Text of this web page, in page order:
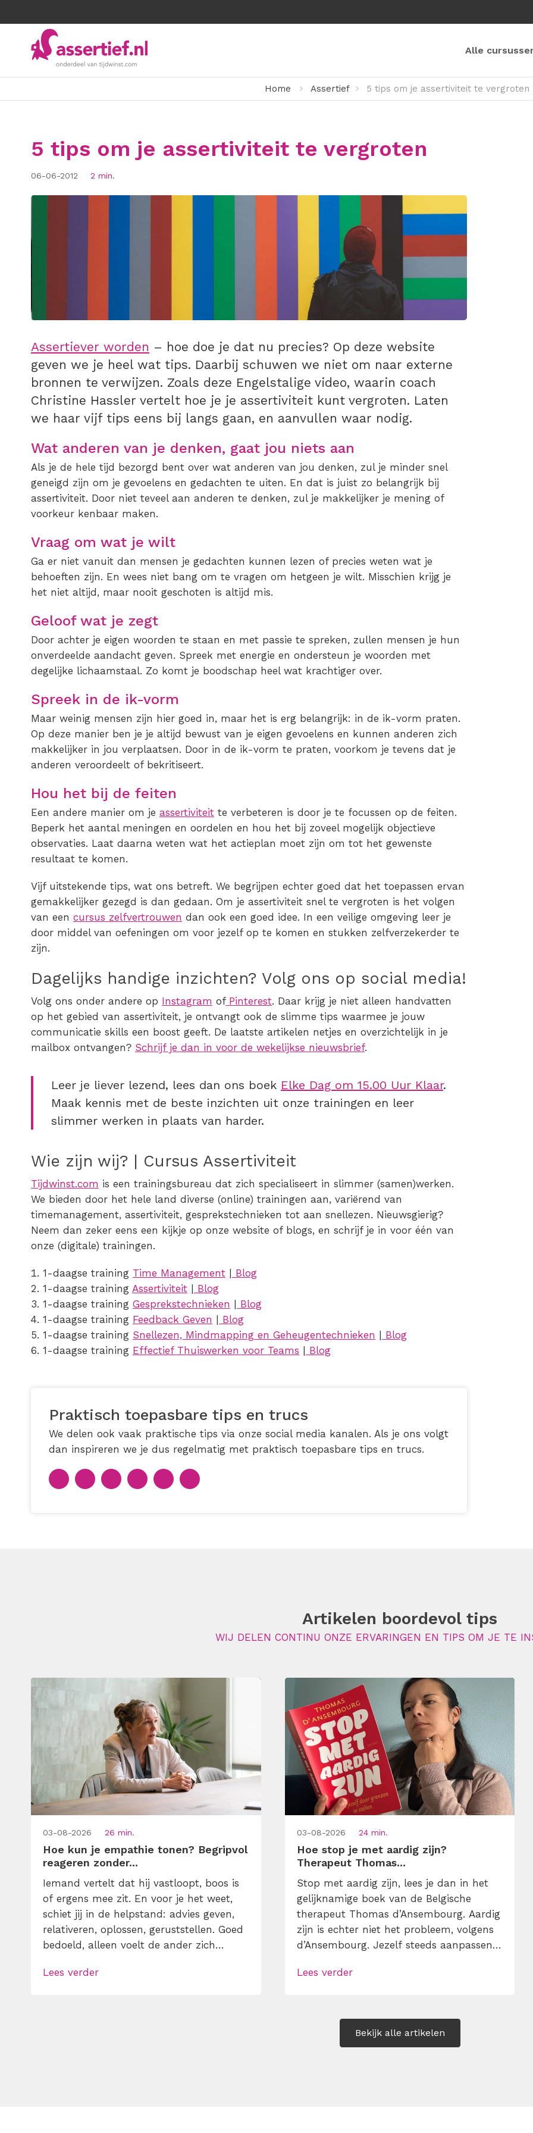
Alle
Home Assertief 5 tips om je assertiviteit te vergroten
5 tips om je assertiviteit te vergroten
06-06-2012 2 min.
Assertiever worden – hoe doe je dat nu precies? Op deze website
geven we je heel wat tips. Daarbij schuwen we niet om naar externe
bronnen te verwijzen. Zoals deze Engelstalige video, waarin coach
Christine Hassler vertelt hoe je je assertiviteit kunt vergroten. Laten
we haar vijf tips eens bij langs gaan, en aanvullen waar nodig.
Wat anderen van je denken, gaat jou niets aan
Als je de hele tijd bezorgd bent over wat anderen van jou denken, zul je minder snel
geneigd zijn om je gevoelens en gedachten te uiten. En dat is juist zo belangrijk bij
assertiviteit. Door niet teveel aan anderen te denken, zul je makkelijker je mening of
voorkeur kenbaar maken.
Vraag om wat je wilt
Ga er niet vanuit dan mensen je gedachten kunnen lezen of precies weten wat je
behoeften zijn. En wees niet bang om te vragen om hetgeen je wilt. Misschien krijg je
het niet altijd, maar nooit geschoten is altijd mis.
Geloof wat je zegt
Door achter je eigen woorden te staan en met passie te spreken, zullen mensen je hun
onverdeelde aandacht geven. Spreek met energie en ondersteun je woorden met
degelijke lichaamstaal. Zo komt je boodschap heel wat krachtiger over.
Spreek in de ik-vorm
Maar weinig mensen zijn hier goed in, maar het is erg belangrijk: in de ik-vorm praten.
Op deze manier ben je je altijd bewust van je eigen gevoelens en kunnen anderen zich
makkelijker in jou verplaatsen. Door in de ik-vorm te praten, voorkom je tevens dat je
anderen veroordeelt of bekritiseert.
Hou het bij de feiten
Een andere manier om je assertiviteit te verbeteren is door je te focussen op de feiten.
Beperk het aantal meningen en oordelen en hou het bij zoveel mogelijk objectieve
observaties. Laat daarna weten wat het actieplan moet zijn om tot het gewenste
resultaat te komen.
Vijf uitstekende tips, wat ons betreft. We begrijpen echter goed dat het toepassen ervan
gemakkelijker gezegd is dan gedaan. Om je assertiviteit snel te vergroten is het volgen
van een cursus zelfvertrouwen dan ook een goed idee. In een veilige omgeving leer je
door middel van oefeningen om voor jezelf op te komen en stukken zelfverzekerder te
zijn.
Dagelijks handige inzichten? Volg ons op social media!
Volg ons onder andere op Instagram ofPinterest. Daar krijg je niet alleen handvatten
op het gebied van assertiviteit, je ontvangt ook de slimme tips waarmee je jouw
communicatie skills een boost geeft. De laatste artikelen netjes en overzichtelijk in je
mailbox ontvangen? Schrijf je dan in voor de wekelijkse nieuwsbrief.
Leer je liever lezend, lees dan ons boek Elke Dag om 15.00 Uur Klaar.
Maak kennis met de beste inzichten uit onze trainingen en leer
slimmer werken in plaats van harder.
Wie zijn wij? | Cursus Assertiviteit
Tijdwinst.com is een trainingsbureau dat zich specialiseert in slimmer (samen)werken.
We bieden door het hele land diverse (online) trainingen aan, variërend van
timemanagement, assertiviteit, gesprekstechnieken tot aan snellezen. Nieuwsgierig?
Neem dan zeker eens een kijkje op onze website of blogs, en schrijf je in voor één van
onze (digitale) trainingen.
1-daagse training Time Management
Blog
1-daagse training Assertiviteit
Blog
1-daagse training Gesprekstechnieken
Blog
1-daagse training Feedback Geven
Blog
1-daagse training Snellezen, Mindmapping en Geheugentechnieken
Blog
1-daagse training Effectief Thuiswerken voor Teams Blog
Praktisch toepasbare tips en trucs
We delen ook vaak praktische tips via onze social media kanalen. Als je ons volgt
dan inspireren we je dus regelmatig met praktisch toepasbare tips en trucs.
Artikelen boordevol tips
WIJ DELEN CONTINU ONZE ERVARINGEN EN TIPS OM JE TE
03-08-2026 26 min.
Hoe kun je empathie tonen? Begripvol
reageren zonder...
Iemand vertelt dat hij vastloopt, boos is
of ergens mee zit. En voor je het weet,
schiet jij in de helpstand: advies geven,
relativeren, oplossen, geruststellen. Goed
bedoeld, alleen voelt de ander zich
tonen in een gesprek betekent dat je
Lees verder
03-08-2026 24 min.
Hoe stop je met aardig zijn?
Therapeut Thomas...
Stop met aardig zijn, lees je dan in het
gelijknamige boek van de Belgische
therapeut Thomas d’Ansembourg. Aardig
zijn is echter niet het probleem, volgens
d’Ansembourg. Jezelf steeds aanpassen,
eigen planning laten ontsporen, dát kost
terwijl je eigen werk […]
Lees verder
Bekijk alle artikelen